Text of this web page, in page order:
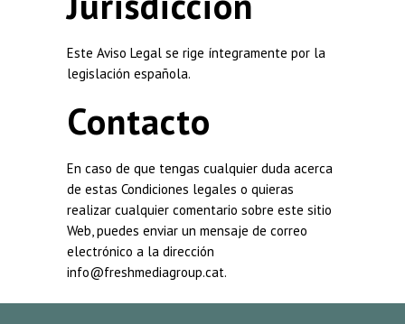
Este Aviso Legal se rige íntegramente por la
legislación española.
Contacto
En caso de que tengas cualquier duda acerca
de estas Condiciones legales o quieras
realizar cualquier comentario sobre este sitio
Web, puedes enviar un mensaje de correo
electrónico a la dirección
info@freshmediagroup.cat.